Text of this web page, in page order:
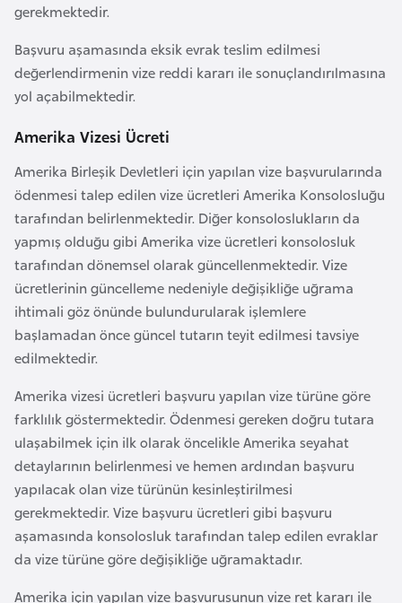
gerekmektedir.
Başvuru aşamasında eksik evrak teslim edilmesi
değerlendirmenin vize reddi kararı ile sonuçlandırılmasına
yol açabilmektedir.
Amerika Vizesi Ücreti
Amerika Birleşik Devletleri için yapılan vize başvurularında
ödenmesi talep edilen vize ücretleri Amerika Konsolosluğu
tarafından belirlenmektedir. Diğer konsoloslukların da
yapmış olduğu gibi Amerika vize ücretleri konsolosluk
tarafından dönemsel olarak güncellenmektedir. Vize
ücretlerinin güncelleme nedeniyle değişikliğe uğrama
ihtimali göz önünde bulundurularak işlemlere
başlamadan önce güncel tutarın teyit edilmesi tavsiye
edilmektedir.
Amerika vizesi ücretleri başvuru yapılan vize türüne göre
farklılık göstermektedir. Ödenmesi gereken doğru tutara
ulaşabilmek için ilk olarak öncelikle Amerika seyahat
detaylarının belirlenmesi ve hemen ardından başvuru
yapılacak olan vize türünün kesinleştirilmesi
gerekmektedir. Vize başvuru ücretleri gibi başvuru
aşamasında konsolosluk tarafından talep edilen evraklar
da vize türüne göre değişikliğe uğramaktadır.
Amerika için yapılan vize başvurusunun vize ret kararı ile
e
k
C
h
u
r
i
y
e
t
i
C
e
z
a
y
i
r